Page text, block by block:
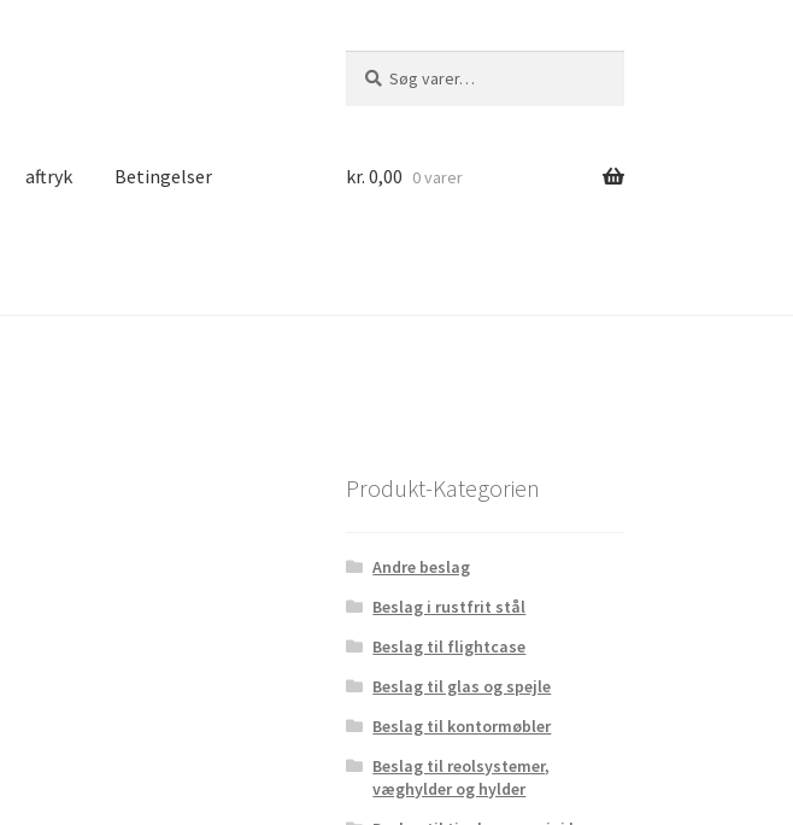
efter:
aftryk Betingelser kr. 0,00 0 varer
Produkt-Kategorien
Andre beslag
Beslag i rustfrit stål
Beslag til flightcase
Beslag til glas og spejle
Beslag til kontormøbler
Beslag til reolsystemer,
væghylder og hylder